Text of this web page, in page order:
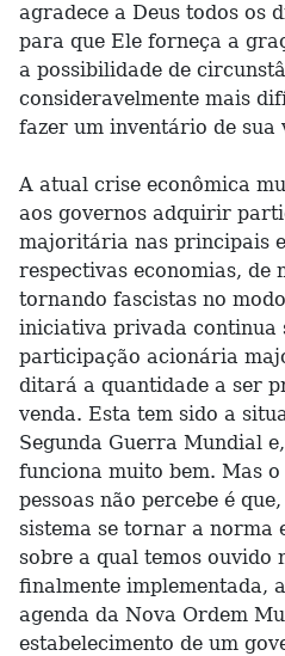
agradece a Deus todos os
para que Ele forneça a
a possibilidade de
consideravelmente mais
fazer um inventário de sua
A atual crise econômica
aos governos adquirir
majoritária nas principais
respectivas economias, de
tornando fascistas no
iniciativa privada continua
participação acionária
ditará a quantidade a ser
venda. Esta tem sido a
Segunda Guerra Mundial
funciona muito bem. Mas
pessoas não percebe é
sistema se tornar a norma
sobre a qual temos ouvido
finalmente implementada,
agenda da Nova Ordem
estabelecimento de um